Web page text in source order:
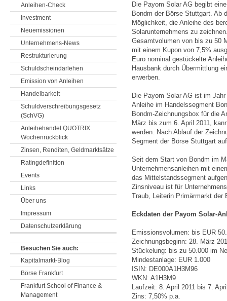
Die Payom Solar AG begibt
Bondm der Börse Stuttgart. Ab
Möglichkeit, die Anleihe des
Solarunternehmens zu
Gesamtvolumen von bis zu 50
mit einem Kupon von 7,5%
Euro nominal gestückelte
Hausbank durch Übermittlung
erwerben.
Die Payom Solar AG ist im
Anleihe im Handelssegment
Bondm-Zeichnungsbox für die
März bis zum 6. April 2011,
werden. Nach Ablauf der
Segment der Börse Stuttgart
Seit dem Start von Bondm im
Unternehmensanleihen mit
das Mittelstandssegment
Zinsniveau ist für
Traub, Leiterin Primärmarkt der
Eckdaten der Payom Solar-
Emissionsvolumen: bis EUR
Zeichnungsbeginn: 28. März
Stückelung: bis zu 50.000 im
Mindestanlage: EUR 1.000
ISIN: DE000A1H3M96
WKN: A1H3M9
Laufzeit: 8. April 2011 bis 7.
Zins: 7,50% p.a.
Anleihen-Check
Investment
Neuemissionen
Unternehmens-News
Restrukturierung
Schuldscheindarlehen
Emission von Anleihen
Handelbarkeit
Schuldverschreibungsgesetz
(SchVG)
Anleihehandel QUOTRIX
Wochenrückblick
Zinsen, Renditen, Geldmarktsätze
Ratingdefinition
Events
Links
Über uns
Impressum
Datenschutzerklärung
Besuchen Sie auch:
Kapitalmarkt-Blog
Börse Frankfurt
Frankfurt School of Finance &
Management